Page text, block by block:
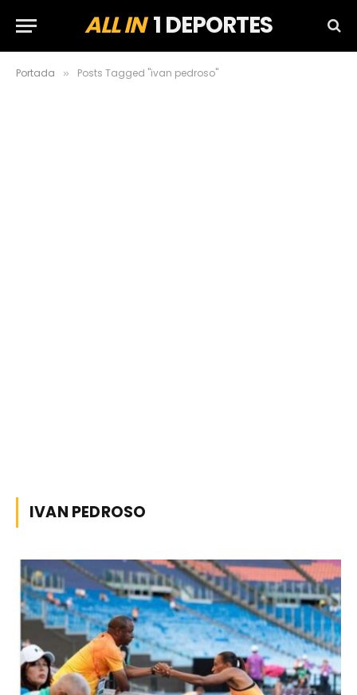
ALL IN1 DEPORTES
Portada » Posts Tagged "ivan pedroso"
IVAN PEDROSO